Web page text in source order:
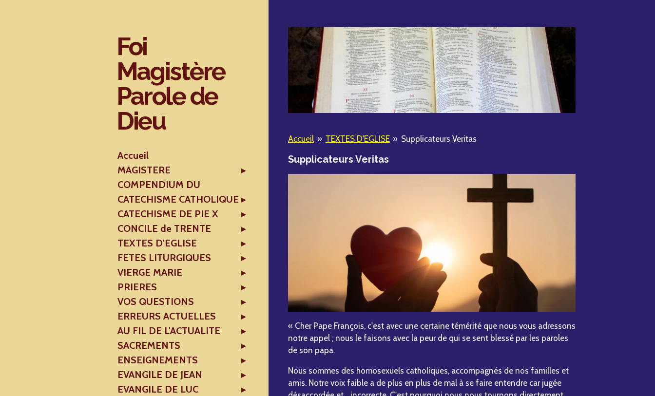
Accueil » TEXTES D'EGLISE » Supplicateurs Veritas
Supplicateurs Veritas
« Cher Pape François, c'est avec une certaine témérité que nous vous adressons
notre appel ; nous le faisons avec la peur de qui se sent blessé par les paroles
de son papa.
Nous sommes des homosexuels catholiques, accompagnés de nos familles et
amis. Notre voix faible a de plus en plus de mal à se faire entendre car jugée
Foi
Magistère
Parole de
Dieu
Accueil
MAGISTERE
COMPENDIUM DU
CATECHISME CATHOLIQUE
CATECHISME DE PIE X
CONCILE de TRENTE
TEXTES D'EGLISE
FETES LITURGIQUES
VIERGE MARIE
PRIERES
VOS QUESTIONS
ERREURS ACTUELLES
AU FIL DE L'ACTUALITE
SACREMENTS
ENSEIGNEMENTS
EVANGILE DE JEAN
EVANGILE DE LUC